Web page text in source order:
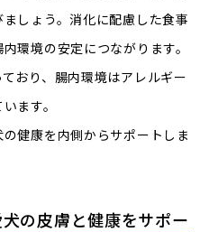
しょう。消化に配慮した食事
環境の安定につながります。
おり、腸内環境はアレルギー
ます。
健康を内側からサポートしま
犬の皮膚と健康をサポー